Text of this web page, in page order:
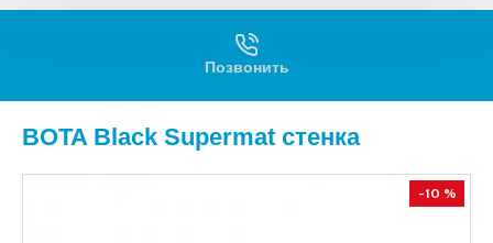
Позвонить
BOTA Black Supermat стенка
-10 %